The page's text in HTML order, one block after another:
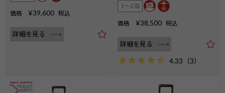
価格 ¥39,600 税込
詳細を見る
1〜2泊
価格 ¥38,500 税込
詳細を見る
4.33 （3）